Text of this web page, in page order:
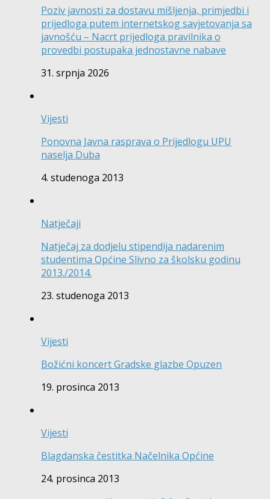
Poziv javnosti za dostavu mišljenja, primjedbi i
prijedloga putem internetskog savjetovanja sa
javnošću – Nacrt prijedloga pravilnika o
provedbi postupaka jednostavne nabave
31. srpnja 2026
Vijesti
Ponovna Javna rasprava o Prijedlogu UPU
naselja Duba
4. studenoga 2013
Natječaji
Natječaj za dodjelu stipendija nadarenim
studentima Općine Slivno za školsku godinu
2013./2014.
23. studenoga 2013
Vijesti
Božićni koncert Gradske glazbe Opuzen
19. prosinca 2013
Vijesti
Blagdanska čestitka Načelnika Općine
24. prosinca 2013